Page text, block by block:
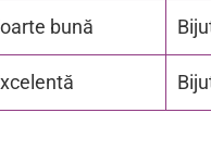
bună